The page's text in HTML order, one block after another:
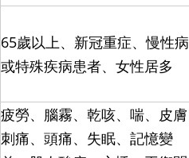
65歲以上、新冠重症、慢性病
或特殊疾病患者、女性居多
疲勞、腦霧、乾咳、喘、皮膚
刺痛、頭痛、失眠、記憶變